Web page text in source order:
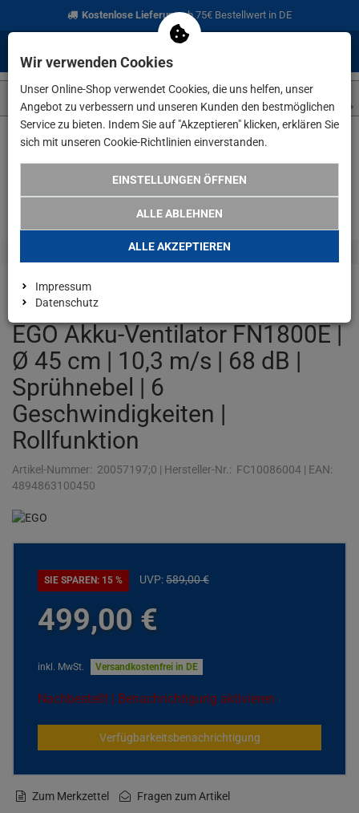
Kostenlose Lieferungab 75€ Bestellwert in DE
EGO Akku-Ventilator FN1800E |
Ø 45 cm | 10,3 m/s | 68 dB |
Sprühnebel | 6
Geschwindigkeiten |
Rollfunktion
Artikel-Nummer: 20057197;0 | Hersteller-Nr.: FC10086004 | EAN:
4894863100450
SIE SPAREN: 15 % UVP:589,00€
499,00 €
inkl. MwSt. Versandkostenfrei in DE
Nachbestellt | Benachrichtigung aktivieren
Verfügbarkeitsbenachrichtigung
Zum Merkzettel Fragen zum Artikel
Wir verwenden Cookies
Unser Online-Shop verwendet Cookies, die uns helfen, unser
Angebot zu verbessern und unseren Kunden den bestmöglichen
Service zu bieten. Indem Sie auf "Akzeptieren" klicken, erklären Sie
sich mit unseren Cookie-Richtlinien einverstanden.
EINSTELLUNGEN ÖFFNEN
ALLE ABLEHNEN
ALLE AKZEPTIEREN
Impressum
Datenschutz